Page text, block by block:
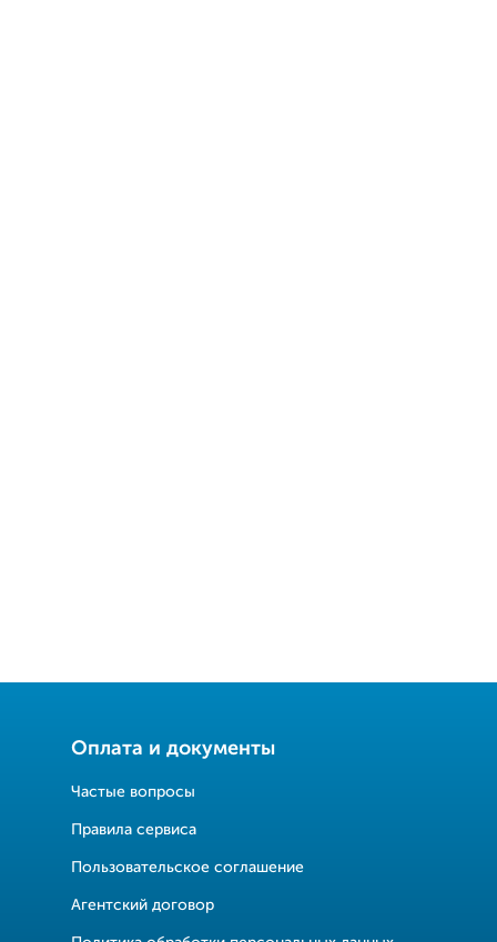
Оплата и документы
Частые вопросы
Правила сервиса
Пользовательское соглашение
Агентский договор